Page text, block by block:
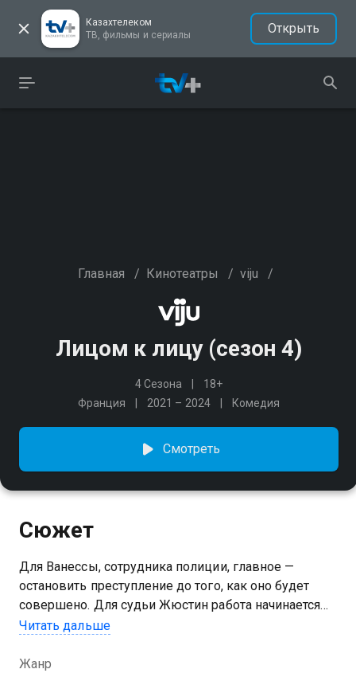
Казахтелеком
ТВ, фильмы и сериалы
Открыть
Главная / Кинотеатры / viju /
Лицом к лицу (сезон 4)
4 Сезона
18+
Франция
2021 – 2024 Комедия
Смотреть
Сюжет
Для Ванессы, сотрудника полиции, главное —
остановить преступление до того, как оно будет
совершено. Для судьи Жюстин работа начинается
уже после — с разбирательства и вынесения
к службе, но их объединяет общий отец. Сводные
Читать дальше
Жанр